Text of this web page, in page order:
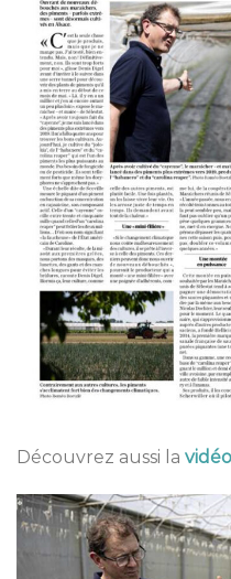
Découvrez aussi la vidéo